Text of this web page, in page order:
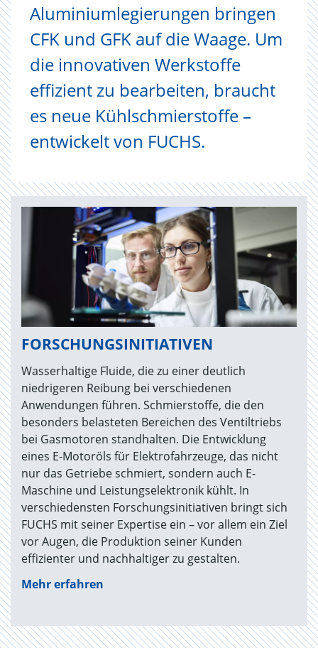
Aluminiumlegierungen bringen
CFK und GFK auf die Waage. Um
die innovativen Werkstoffe
effizient zu bearbeiten, braucht
es neue Kühlschmierstoffe –
entwickelt von FUCHS.
FORSCHUNGSINITIATIVEN
Wasserhaltige Fluide, die zu einer deutlich
niedrigeren Reibung bei verschiedenen
Anwendungen führen. Schmierstoffe, die den
besonders belasteten Bereichen des Ventiltriebs
bei Gasmotoren standhalten. Die Entwicklung
eines E-Motoröls für Elektrofahrzeuge, das nicht
nur das Getriebe schmiert, sondern auch E-
Maschine und Leistungselektronik kühlt. In
verschiedensten Forschungsinitiativen bringt sich
FUCHS mit seiner Expertise ein – vor allem ein Ziel
vor Augen, die Produktion seiner Kunden
effizienter und nachhaltiger zu gestalten.
Mehr erfahren